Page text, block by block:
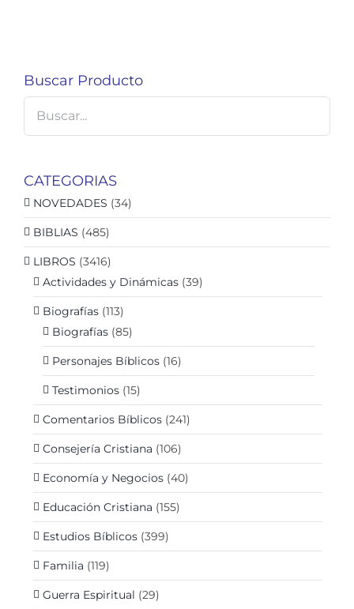
Buscar Producto
CATEGORIAS
NOVEDADES (34)
BIBLIAS (485)
LIBROS (3416)
Actividades y Dinámicas (39)
Biografías (113)
Biografías (85)
Personajes Bíblicos (16)
Testimonios (15)
Comentarios Bíblicos (241)
Consejería Cristiana (106)
Economía y Negocios (40)
Educación Cristiana (155)
Estudios Bíblicos (399)
Familia (119)
Guerra Espiritual (29)